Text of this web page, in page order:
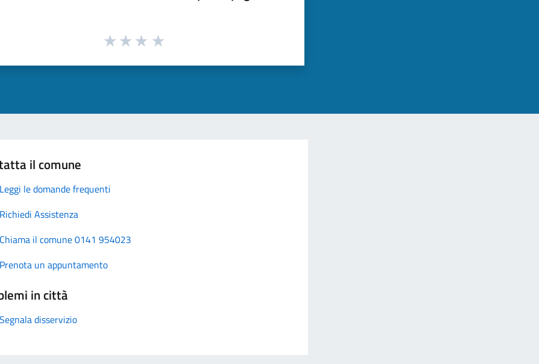
il comune
Leggi le domande frequenti
Richiedi Assistenza
Chiama il comune 0141 954023
Prenota un appuntamento
in città
Segnala disservizio